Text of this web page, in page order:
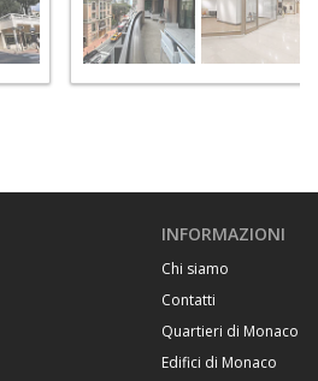
INFORMAZIONI
Chi siamo
Contatti
Quartieri di Monaco
Edifici di Monaco